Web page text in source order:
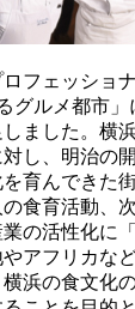
フェッショナ
グルメ都市」
ました。横
し、明治の
育んできた
食育活動、
の活性化に
アフリカな
浜の食文化